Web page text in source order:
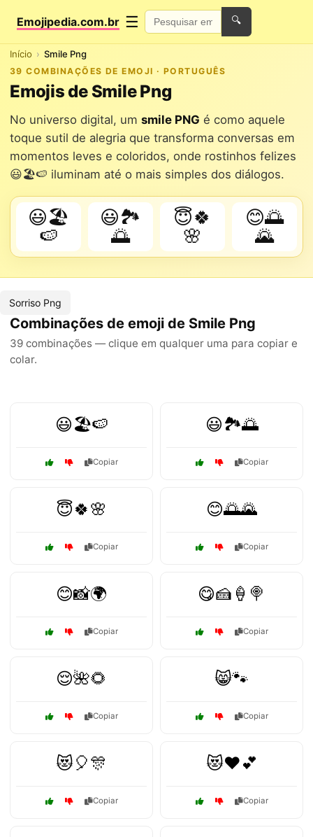
Emojipedia.com.br ☰ 🔍
Início Smile Png
39 COMBINAÇÕES DE EMOJI · PORTUGUÊS
Emojis de Smile Png
No universo digital, um smile PNG é como aquele
toque sutil de alegria que transforma conversas em
momentos leves e coloridos, onde rostinhos felizes
😃🏖️🍉 iluminam até o mais simples dos diálogos.
😃🏖️
🍉
😃🏞️
🌅
😇🍀
🌸
😊🌅
🌄
Sorriso Png
Combinações de emoji de Smile Png
39 combinações — clique em qualquer uma para copiar e
colar.
😃🏖️🍉
Copiar
😃🏞️🌅
Copiar
😇🍀🌸
Copiar
😊🌅🌄
Copiar
😊📸🌍
Copiar
😋🍰🍦🍭
Copiar
😌🌺🌻
Copiar
😸🐾
Copiar
😻🎈🎊
Copiar
😻❤️💕
Copiar